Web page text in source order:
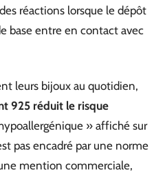
réactions lorsque le dépôt
base entre en contact avec
leurs bijoux au quotidien,
925 réduit le risque
» affiché sur
pas encadré par une norme
mention commerciale,